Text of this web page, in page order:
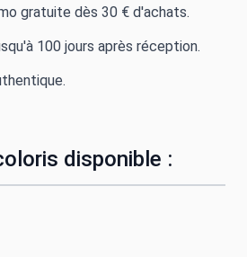
gratuite dès 30 € d'achats.
100 jours après réception.
disponible :